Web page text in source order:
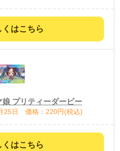
くはこちら
プリティーダービー
25日 価格：220円(税込)
くはこちら